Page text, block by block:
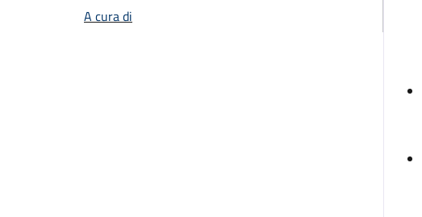
A cura di